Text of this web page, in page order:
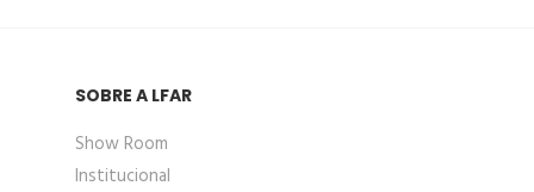
SOBRE A LFAR
Show Room
Institucional